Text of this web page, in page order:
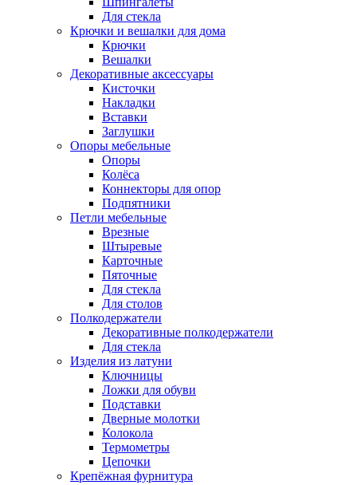
Для стекла
Крючки и вешалки для дома
Крючки
Вешалки
Декоративные аксессуары
Кисточки
Накладки
Вставки
Заглушки
Опоры мебельные
Опоры
Колёса
Коннекторы для опор
Подпятники
Петли мебельные
Врезные
Штыревые
Карточные
Пяточные
Для стекла
Для столов
Полкодержатели
Декоративные полкодержатели
Для стекла
Изделия из латуни
Ключницы
Ложки для обуви
Подставки
Дверные молотки
Колокола
Термометры
Цепочки
Крепёжная фурнитура